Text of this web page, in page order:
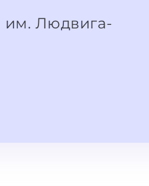
им. Людвига-